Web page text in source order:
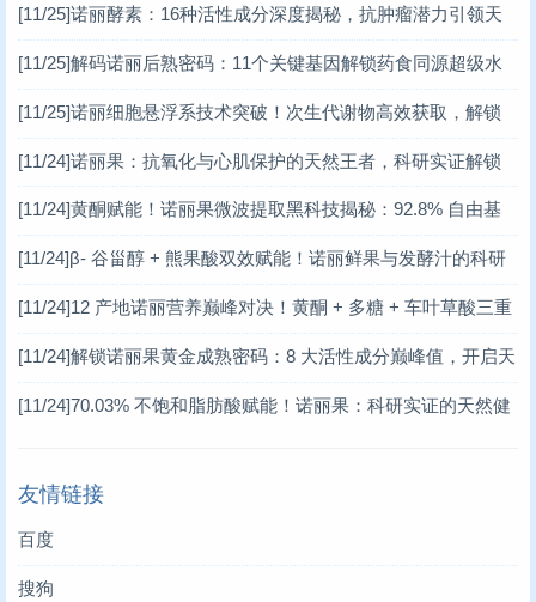
[11/25]诺丽酵素：16种活性成分深度揭秘，抗肿瘤潜力引领天
然健康新潮流
[11/25]解码诺丽后熟密码：11个关键基因解锁药食同源超级水
果的健康潜能
[11/25]诺丽细胞悬浮系技术突破！次生代谢物高效获取，解锁
天然健康新密码
[11/24]诺丽果：抗氧化与心肌保护的天然王者，科研实证解锁
健康新范式
[11/24]黄酮赋能！诺丽果微波提取黑科技揭秘：92.8% 自由基
清除率的天然健康密码
[11/24]β- 谷甾醇 + 熊果酸双效赋能！诺丽鲜果与发酵汁的科研
揭秘，开启天然健康新赛道
[11/24]12 产地诺丽营养巅峰对决！黄酮 + 多糖 + 车叶草酸三重
赋能，解锁天然健康新密码 —— 基于权威科研数据的诺丽价值
深度解读
[11/24]解锁诺丽果黄金成熟密码：8 大活性成分巅峰值，开启天
[11/24]70.03% 不饱和脂肪酸赋能！诺丽果：科研实证的天然健
友情链接
百度
搜狗